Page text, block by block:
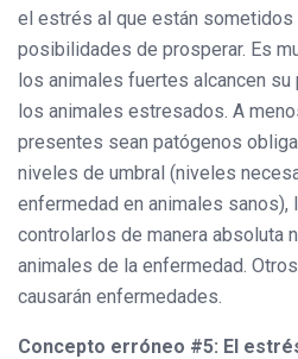
el estrés al que están sometidos
posibilidades de prosperar. Es
los animales fuertes alcancen
los animales estresados. A
presentes sean patógenos
niveles de umbral (niveles
enfermedad en animales
controlarlos de manera absoluta
animales de la enfermedad.
causarán enfermedades.
Concepto erróneo #5: El